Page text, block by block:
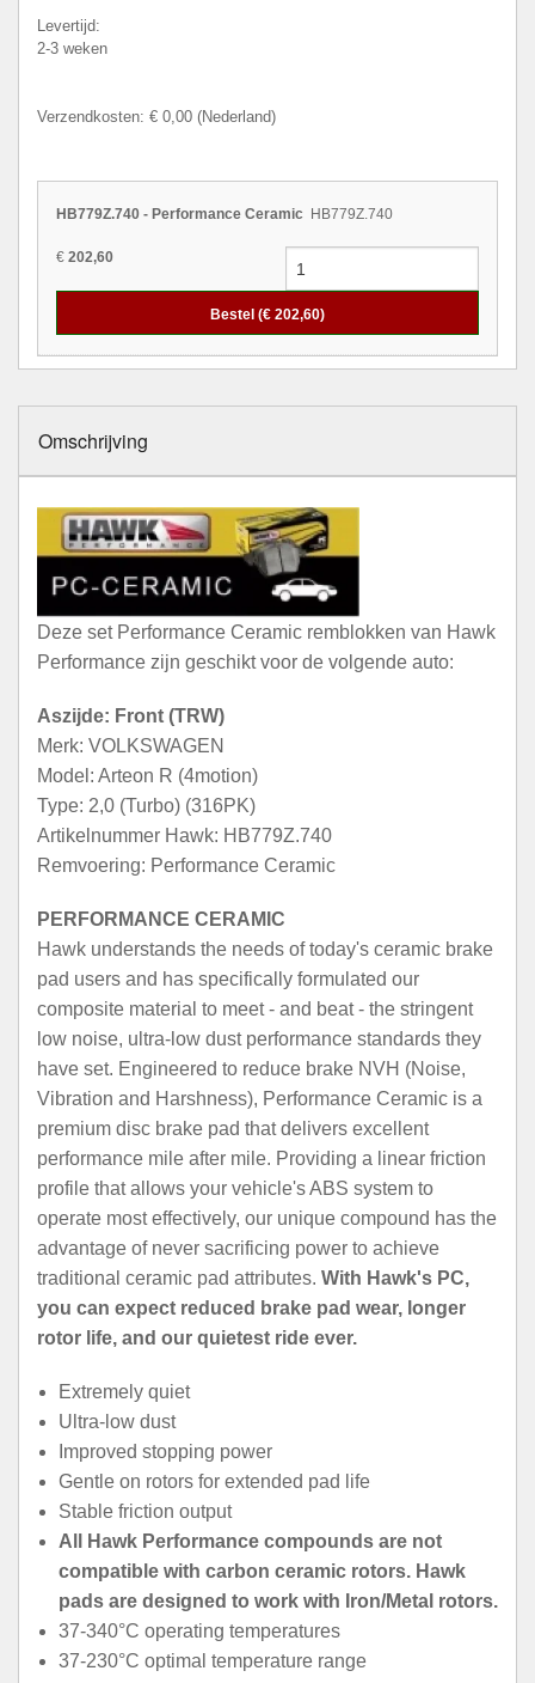
Levertijd:
2-3 weken
Verzendkosten: € 0,00 (Nederland)
HB779Z.740 - Performance Ceramic HB779Z.740
€ 202,60
Bestel (€ 202,60)
Omschrijving
Deze set Performance Ceramic remblokken van Hawk
Performance zijn geschikt voor de volgende auto:
Aszijde: Front (TRW)
Merk: VOLKSWAGEN
Model: Arteon R (4motion)
Type: 2,0 (Turbo) (316PK)
Artikelnummer Hawk: HB779Z.740
Remvoering: Performance Ceramic
PERFORMANCE CERAMIC
Hawk understands the needs of today's ceramic brake
pad users and has specifically formulated our
composite material to meet - and beat - the stringent
low noise, ultra-low dust performance standards they
have set. Engineered to reduce brake NVH (Noise,
Vibration and Harshness), Performance Ceramic is a
premium disc brake pad that delivers excellent
performance mile after mile. Providing a linear friction
profile that allows your vehicle's ABS system to
operate most effectively, our unique compound has the
advantage of never sacrificing power to achieve
traditional ceramic pad attributes. With Hawk's PC,
you can expect reduced brake pad wear, longer
rotor life, and our quietest ride ever.
Extremely quiet
Ultra-low dust
Improved stopping power
Gentle on rotors for extended pad life
Stable friction output
All Hawk Performance compounds are not
compatible with carbon ceramic rotors. Hawk
pads are designed to work with Iron/Metal rotors.
37-340°C operating temperatures
37-230°C optimal temperature range